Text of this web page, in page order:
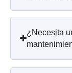
¿Necesita